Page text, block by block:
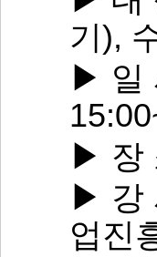
기),
▶ 일
▶ 장
▶ 강
업진